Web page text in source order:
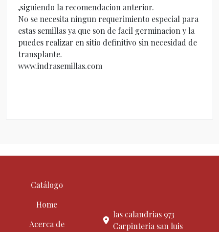
,siguiendo la recomendacion anterior.
No se necesita ningun requerimiento especial para
estas semillas ya que son de facil germinacion y la
puedes realizar en sitio definitivo sin necesidad de
transplante.
www.indrasemillas.com
Catálogo
Home
Acerca de
las calandrias 973
Carpinteria san luis